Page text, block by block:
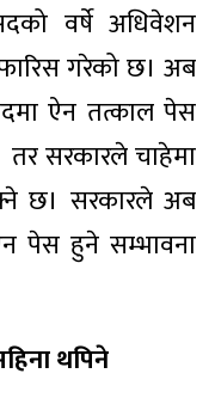
वर्षे अधिवेशन
गरेको छ। अब
ऐन तत्काल पेस
सरकारले चाहेमा
छ। सरकारले अब
पेस हुने सम्भावना
थपिने